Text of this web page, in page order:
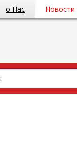
о Нас Новости